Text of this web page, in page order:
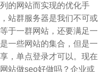
的网站而实现的优化手
站群服务器是我们不可或
于一群网站，还要满足一
一些网站的集合，但是一
，单点登录才可以。现在
站做seo好做吗？企业或